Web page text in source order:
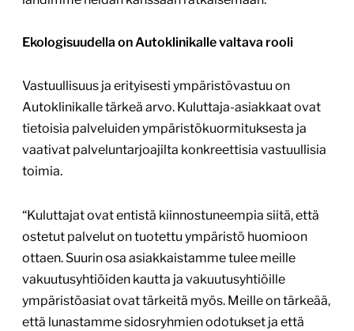
Ekologisuudella on Autoklinikalle valtava rooli
Vastuullisuus ja erityisesti ympäristövastuu on
Autoklinikalle tärkeä arvo. Kuluttaja-asiakkaat ovat
tietoisia palveluiden ympäristökuormituksesta ja
vaativat palveluntarjoajilta konkreettisia vastuullisia
toimia.
“Kuluttajat ovat entistä kiinnostuneempia siitä, että
ostetut palvelut on tuotettu ympäristö huomioon
ottaen. Suurin osa asiakkaistamme tulee meille
vakuutusyhtiöiden kautta ja vakuutusyhtiöille
ympäristöasiat ovat tärkeitä myös. Meille on tärkeää,
että lunastamme sidosryhmien odotukset ja että